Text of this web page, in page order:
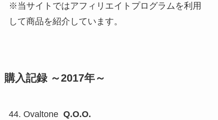
※当サイトではアフィリエイトプログラムを利用
して商品を紹介しています。
購入記録 ～2017年～
44. Ovaltone Q.O.O.